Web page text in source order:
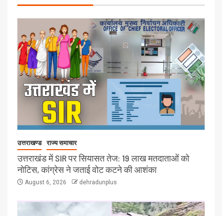
उत्तराखण्ड राज्य समाचार
उत्तराखंड में SIR पर सियासत तेज: 19 लाख मतदाताओं को
नोटिस, कांग्रेस ने जताई वोट कटने की आशंका
August 6, 2026 dehradunplus